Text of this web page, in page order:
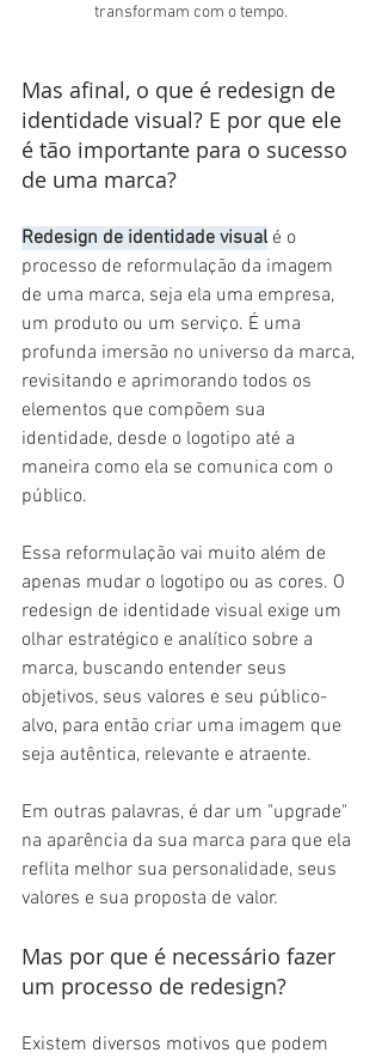
transformam com o tempo.
Mas afinal, o que é redesign de
identidade visual? E por que ele
é tão importante para o sucesso
de uma marca?
Redesign de identidade visual é o
processo de reformulação da imagem
de uma marca, seja ela uma empresa,
um produto ou um serviço. É uma
profunda imersão no universo da marca,
revisitando e aprimorando todos os
elementos que compõem sua
identidade, desde o logotipo até a
maneira como ela se comunica com o
público.
Essa reformulação vai muito além de
apenas mudar o logotipo ou as cores. O
redesign de identidade visual exige um
olhar estratégico e analítico sobre a
marca, buscando entender seus
objetivos, seus valores e seu público-
alvo, para então criar uma imagem que
seja autêntica, relevante e atraente.
Em outras palavras, é dar um "upgrade"
na aparência da sua marca para que ela
reflita melhor sua personalidade, seus
valores e sua proposta de valor.
Mas por que é necessário fazer
um processo de redesign?
Existem diversos motivos que podem